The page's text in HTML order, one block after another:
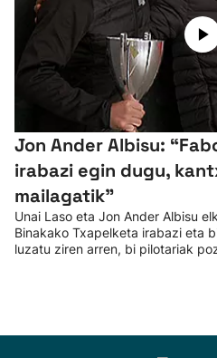
Jon Ander Albisu:
irabazi egin dugu,
mailagatik”
Unai Laso eta Jon Ander Albisu
Binakako Txapelketa irabazi eta
luzatu ziren arren, bi pilotariak